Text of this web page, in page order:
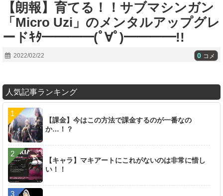
【朗報】育てる！！サブマシンガン
「Micro Uzi」のメンタルアップグレ
ードｷﾀ━━━━(ﾟ∀ﾟ)━━━━!!
2022/02/22 0 コメ
人気記事ランキング
【課金】今はこの方法で課金するのが一番なの
か…！？
【キャラ】マキアートにこれがないのは非常に惜し
い！！